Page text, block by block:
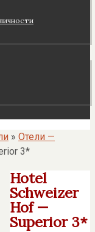
» Отели —
3*
Hotel
Schweizer
Hof —
Superior 3*